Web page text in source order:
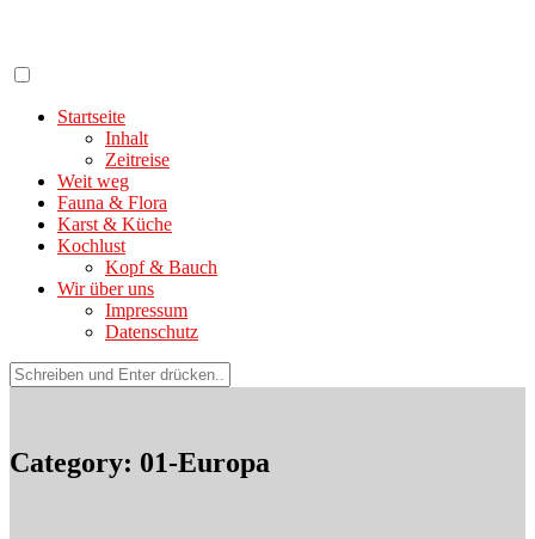
springen
Startseite
Inhalt
Zeitreise
Weit weg
Fauna & Flora
Karst & Küche
Kochlust
Kopf & Bauch
Wir über uns
Impressum
Datenschutz
Suchen
nach:
Category: 01-Europa